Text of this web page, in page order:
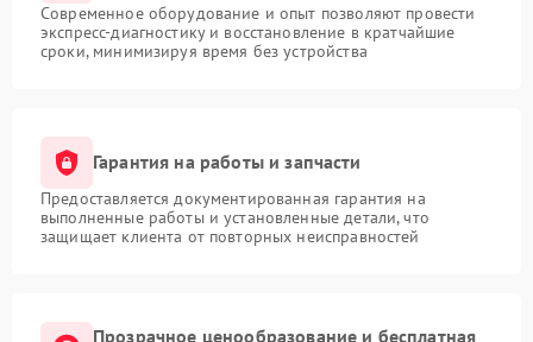
Современное оборудование и опыт позволяют провести
экспресс-диагностику и восстановление в кратчайшие
сроки, минимизируя время без устройства
Гарантия на работы и запчасти
Предоставляется документированная гарантия на
выполненные работы и установленные детали, что
защищает клиента от повторных неисправностей
Прозрачное ценообразование и бесплатная